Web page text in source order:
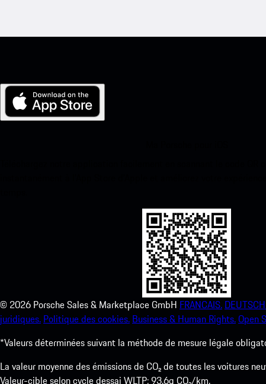
© 2026 Porsche Sales & Marketplace GmbH FRANCAIS.
juridiques. Politique des cookies. Business & Human Rights.Open
*Valeurs déterminées suivant la méthode de mesure légale
La valeur moyenne des émissions de CO₂ de toutes les voitures
Valeur-cible selon cycle dessai WLTP: 93,6g CO₂/km.